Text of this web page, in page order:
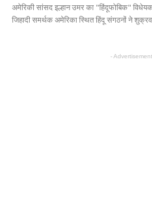
अमेरिकी सांसद इल्हान उमर का "हिंदूफोबिक" विधेयक
जिहादी समर्थक अमेरिका स्थित हिंदू संगठनों ने
-